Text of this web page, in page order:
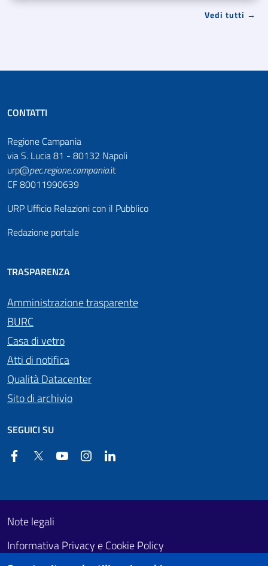
Vedi tutti →
CONTATTI
Regione Campania
via S. Lucia 81 - 80132 Napoli
urp@pec.regione.campania.it
CF 80011990639
URP Ufficio Relazioni con il Pubblico
Redazione portale
TRASPARENZA
Amministrazione trasparente
BURC
Casa di vetro
Atti di notifica
Qualità Datacenter
Sito di archivio
SEGUICI SU
FacebookTwitter YouTube Instagram
Footer First
Useful links section
Note legali
Informativa Privacy e Cookie Policy